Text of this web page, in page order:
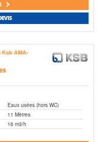
Eaux usées (hors WC)
11 Mètres
16 m3/h